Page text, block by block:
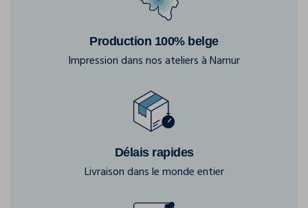
Production 100% belge
Impression dans nos ateliers à Namur
Délais rapides
Livraison dans le monde entier